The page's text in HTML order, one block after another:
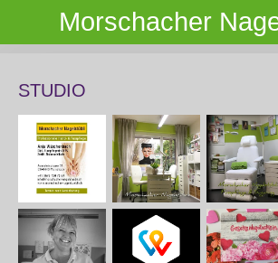
Morschacher
STUDIO